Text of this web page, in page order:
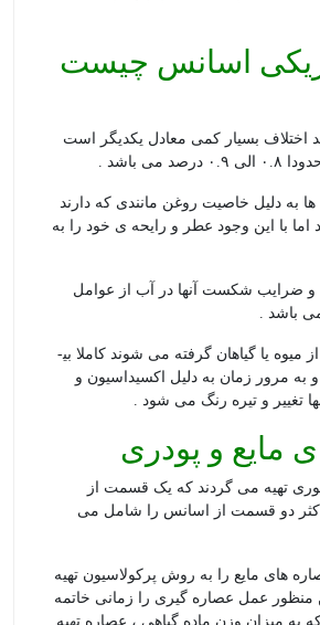
اسانس چیست
اختلاف بسیار کمی معادل یک­دیگر است
می­ باشد .
به دلیل خاصیت روغن مانندی که دارند
با این وجود عطر و رایحه­ ی خود را به
ضرایب شکست آن­ها در آب از عوامل
باشد .
هنگامی که اسانس­ها از میوه یا گیاهان گرفته می­ شوند کاملا بی­
مرور زمان به دلیل اکسیداسیون و
تغییر و تیره رنگ می شود .
مایع و پودری
تهیه می گردند که یک قسمت از
دو قسمت از اسانس را شامل می
های مایع را به روش پرکولاسیون تهیه
منظور عمل عصاره گیری را زمانی خاتمه
به میزان وزن ماده گیاهی ، عصاره تهیه